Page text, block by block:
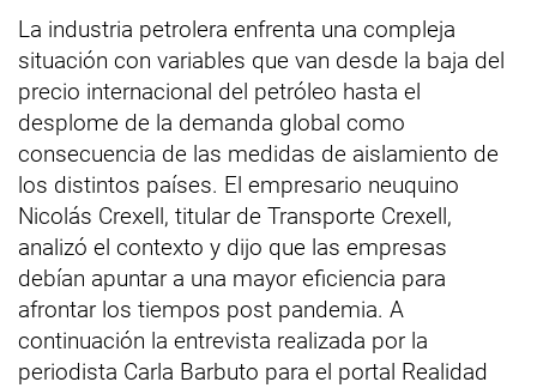
La industria petrolera enfrenta una compleja
situación con variables que van desde la baja del
precio internacional del petróleo hasta el
desplome de la demanda global como
consecuencia de las medidas de aislamiento de
los distintos países. El empresario neuquino
Nicolás Crexell, titular de Transporte Crexell,
analizó el contexto y dijo que las empresas
debían apuntar a una mayor eficiencia para
afrontar los tiempos post pandemia. A
continuación la entrevista realizada por la
periodista Carla Barbuto para el portal Realidad